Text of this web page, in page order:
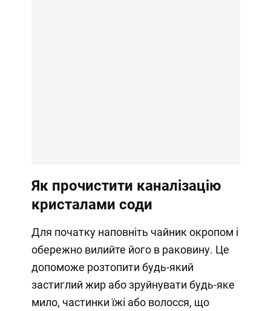
Як прочистити каналізацію
кристалами соди
Для початку наповніть чайник окропом і
обережно вилийте його в раковину. Це
допоможе розтопити будь-який
застиглий жир або зруйнувати будь-яке
мило, частинки їжі або волосся, що